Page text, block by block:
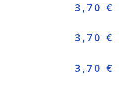
3,70 €
3,70 €
3,70 €